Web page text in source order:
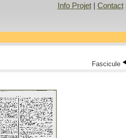
Info Projet| Contact|
Fascicule